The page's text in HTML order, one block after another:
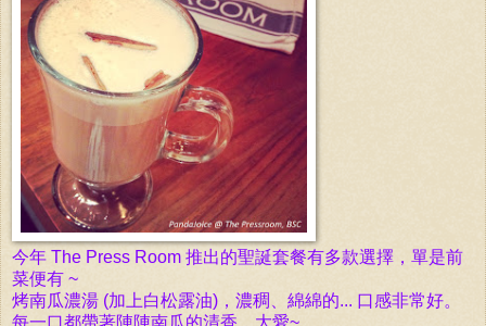
今年 The Press Room 推出的聖誕套餐有多款選擇，單是前
菜便有 ~
烤南瓜濃湯 (加上白松露油)，濃稠、綿綿的... 口感非常好。
每一口都帶著陣陣南瓜的清香，大愛~